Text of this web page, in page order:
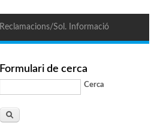
Reclamacions/Sol. Informació
Formulari de cerca
Cerca